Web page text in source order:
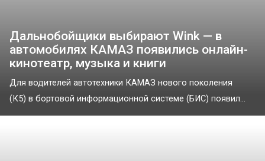
Дальнобойщики выбирают Wink — в
автомобилях КАМАЗ появились онлайн-
кинотеатр, музыка и книги
Для водителей автотехники КАМАЗ нового поколения
(К5) в бортовой информационной системе (БИС) появил...